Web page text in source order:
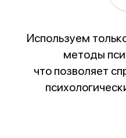
Используем
методы
что позволяет